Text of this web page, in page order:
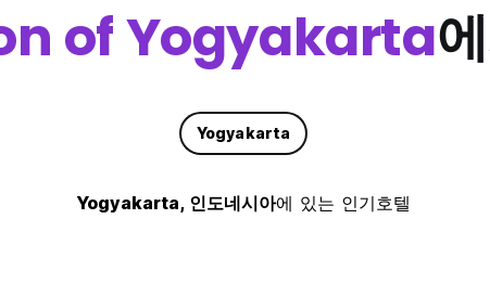
of Yogyakarta
Yogyakarta
Yogyakarta, 인도네시아에 있는 인기호텔